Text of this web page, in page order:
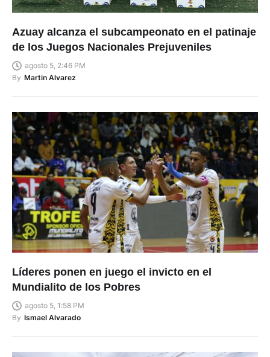
Azuay alcanza el subcampeonato en el patinaje
de los Juegos Nacionales Prejuveniles
agosto 5, 2:46 PM
By Martin Alvarez
Líderes ponen en juego el invicto en el
Mundialito de los Pobres
agosto 5, 1:58 PM
By Ismael Alvarado